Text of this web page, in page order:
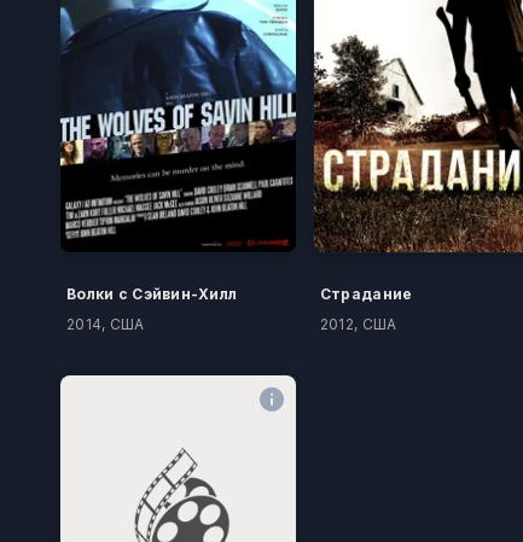
Волки с Сэйвин-Хилл
2014, США
Страдание
2012, США